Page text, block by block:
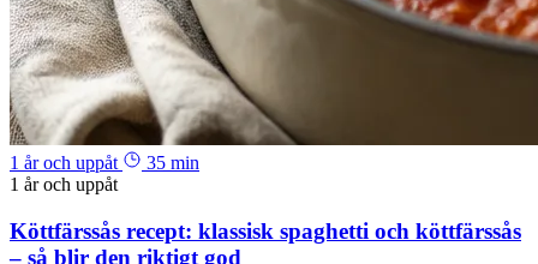
1 år och uppåt
35 min
1 år och uppåt
Köttfärssås recept: klassisk spaghetti och köttfärssås
– så blir den riktigt god